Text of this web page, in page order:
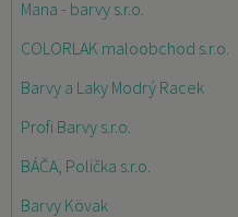
Mana - barvy s.r.o.
COLORLAK maloobchod s.r.o.
Barvy a Laky Modrý Racek
Profi Barvy s.r.o.
BÁČA, Polička s.r.o.
Barvy Kövak